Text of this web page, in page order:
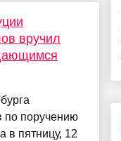
вручил
по поручению
в пятницу, 12